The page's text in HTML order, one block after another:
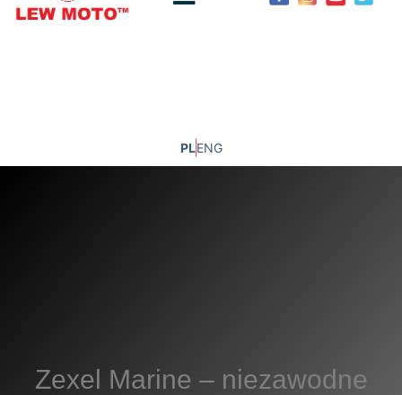
PLENG
Zexel Marine – niezawodne